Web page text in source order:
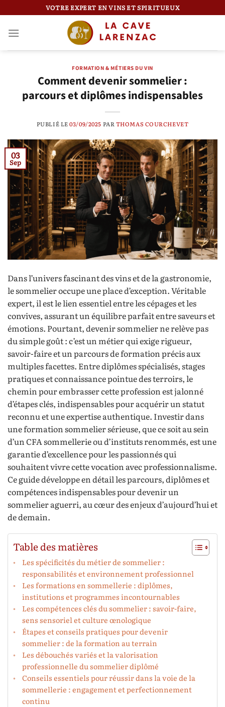
au
contenu
VOTRE EXPERT EN VINS ET SPIRITUEUX
FORMATION & MÉTIERS DU VIN
Comment devenir sommelier :
parcours et diplômes indispensables
PUBLIÉ LE03/09/2025 PAR THOMAS COURCHEVET
03
Sep
Dans l’univers fascinant des vins et de la gastronomie,
le sommelier occupe une place d’exception. Véritable
expert, il est le lien essentiel entre les cépages et les
convives, assurant un équilibre parfait entre saveurs et
émotions. Pourtant, devenir sommelier ne relève pas
du simple goût : c’est un métier qui exige rigueur,
savoir-faire et un parcours de formation précis aux
multiples facettes. Entre diplômes spécialisés, stages
pratiques et connaissance pointue des terroirs, le
chemin pour embrasser cette profession est jalonné
d’étapes clés, indispensables pour acquérir un statut
reconnu et une expertise authentique. Investir dans
une formation sommelier sérieuse, que ce soit au sein
d’un CFA sommellerie ou d’instituts renommés, est une
garantie d’excellence pour les passionnés qui
souhaitent vivre cette vocation avec professionnalisme.
Ce guide développe en détail les parcours, diplômes et
compétences indispensables pour devenir un
sommelier aguerri, au cœur des enjeux d’aujourd’hui et
de demain.
Table des matières
Les spécificités du métier de sommelier :
responsabilités et environnement professionnel
Les formations en sommellerie : diplômes,
institutions et programmes incontournables
Les compétences clés du sommelier : savoir-faire,
sens sensoriel et culture œnologique
Étapes et conseils pratiques pour devenir
sommelier : de la formation au terrain
Les débouchés variés et la valorisation
professionnelle du sommelier diplômé
Conseils essentiels pour réussir dans la voie de la
sommellerie : engagement et perfectionnement
continu